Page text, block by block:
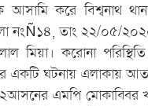
করে বিশ্বনাথ
নংÑ১৪, তাং ২২/০৫/
মিয়া। করোনা
একটি ঘটনায় এলাকায়
২আসনের এমপি মোকাব্বির